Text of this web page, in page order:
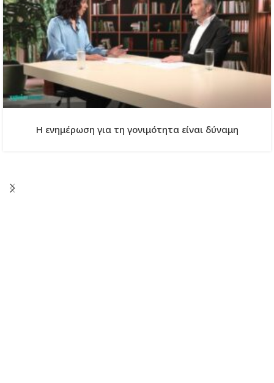
Η ενημέρωση για τη γονιμότητα είναι δύναμη